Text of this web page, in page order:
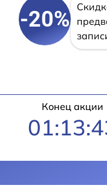
-20%
Конец акции